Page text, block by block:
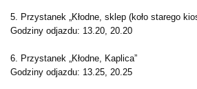
5. Przystanek „Kłodne, sklep (koło starego
Godziny odjazdu: 13.20, 20.20
6. Przystanek „Kłodne, Kaplica”
Godziny odjazdu: 13.25, 20.25